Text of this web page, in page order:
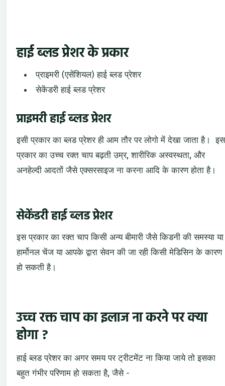
हाई ब्लड प्रेशर के प्रकार
प्राइमरी (एसेंशियल) हाई ब्लड प्रेशर
सेकेंडरी हाई ब्लड प्रेशर
प्राइमरी हाई ब्लड प्रेशर
इसी प्रकार का ब्लड प्रेशर ही आम तौर पर लोगो में देखा जाता है। इस
प्रकार का उच्च रक्त चाप बढ़ती उम्र, शारीरिक अस्वस्थता, और
अनहेल्दी आदतों जैसे एक्सरसाइज ना करना आदि के कारण होता है।
सेकेंडरी हाई ब्लड प्रेशर
इस प्रकार का रक्त चाप किसी अन्य बीमारी जैसे किडनी की समस्या या
हार्मोनल चेंज या आपके द्वारा सेवन की जा रही किसी मेडिसिन के कारण
हो सकती है।
उच्च रक्त चाप का इलाज ना करने पर क्या
होगा ?
हाई ब्लड प्रेशर का अगर समय पर ट्रीटमेंट ना किया जाये तो इसका
बहुत गंभीर परिणाम हो सकता है, जैसे -